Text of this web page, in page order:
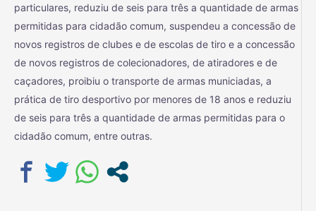
particulares, reduziu de seis para três a quantidade de armas
permitidas para cidadão comum, suspendeu a concessão de
novos registros de clubes e de escolas de tiro e a concessão
de novos registros de colecionadores, de atiradores e de
caçadores, proibiu o transporte de armas municiadas, a
prática de tiro desportivo por menores de 18 anos e reduziu
de seis para três a quantidade de armas permitidas para o
cidadão comum, entre outras.